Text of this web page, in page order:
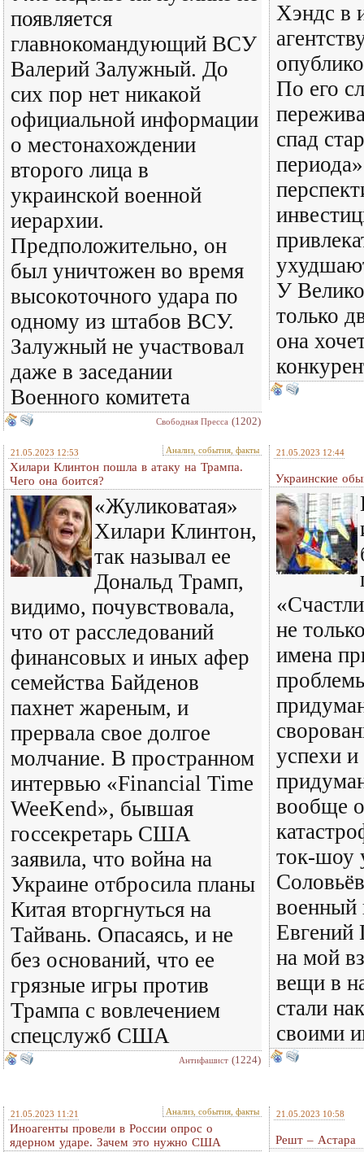
появляется
главнокомандующий ВСУ
Валерий Залужный. До
сих пор нет никакой
официальной информации
о местонахождении
второго лица в
украинской военной
иерархии.
Предположительно, он
был уничтожен во время
высокоточного удара по
одному из штабов ВСУ.
Залужный не участвовал
даже в заседании
Военного комитета
Свободная Пресса (1202)
Хэндс в
По его
спад
У
только
она
21.05.2023 12:53 Анализ, события, факты
Хилари Клинтон пошла в атаку на Трампа.
Чего она боится?
«Жуликоватая»
Хилари Клинтон,
так называл ее
Дональд Трамп,
видимо, почувствовала,
что от расследований
финансовых и иных афер
семейства Байденов
пахнет жареным, и
прервала свое долгое
молчание. В пространном
интервью «Financial Time
WeeKend», бывшая
госсекретарь США
заявила, что война на
Украине отбросила планы
Китая вторгнуться на
Тайвань. Опасаясь, и не
без оснований, что ее
грязные игры против
Трампа с вовлечением
спецслужб США
Антифашист (1224)
21.05.2023 12:44
Украинские
не
имена
успехи
вообще
ток-шоу
военный
на мой
вещи в
стали
своими
21.05.2023 11:21 Анализ, события, факты
Иноагенты провели в России опрос о
ядерном ударе. Зачем это нужно США
21.05.2023 10:58
Решт – Астара